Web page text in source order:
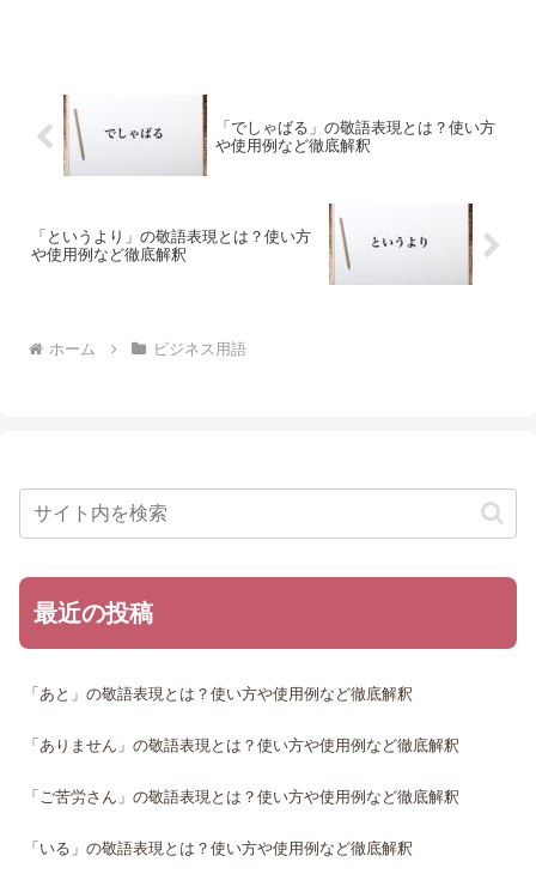
「でしゃばる」の敬語表現とは？使い方
や使用例など徹底解釈
「というより」の敬語表現とは？使い方
や使用例など徹底解釈
ホーム ビジネス用語
最近の投稿
「あと」の敬語表現とは？使い方や使用例など徹底解釈
「ありません」の敬語表現とは？使い方や使用例など徹底解釈
「ご苦労さん」の敬語表現とは？使い方や使用例など徹底解釈
「いる」の敬語表現とは？使い方や使用例など徹底解釈